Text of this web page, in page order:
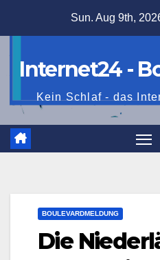
Sun. Aug 9th,
Internet24 -
Kein Schlaf - das
BOULEVARDMELDUNG
Die